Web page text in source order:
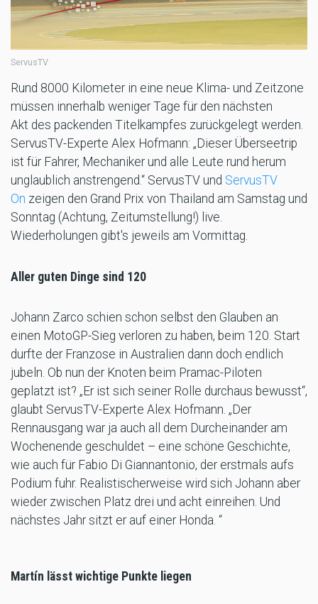
ServusTV
Rund 8000 Kilometer in eine neue Klima- und Zeitzone
müssen innerhalb weniger Tage für den nächsten
Akt des packenden Titelkampfes zurückgelegt werden.
ServusTV-Experte Alex Hofmann: „Dieser Überseetrip
ist für Fahrer, Mechaniker und alle Leute rund herum
unglaublich anstrengend.“ ServusTV und ServusTV
On zeigen den Grand Prix von Thailand am Samstag und
Sonntag (Achtung, Zeitumstellung!) live.
Wiederholungen gibt's jeweils am Vormittag.
Aller guten Dinge sind 120
Johann Zarco schien schon selbst den Glauben an
einen MotoGP-Sieg verloren zu haben, beim 120. Start
durfte der Franzose in Australien dann doch endlich
jubeln. Ob nun der Knoten beim Pramac-Piloten
geplatzt ist? „Er ist sich seiner Rolle durchaus bewusst“,
glaubt ServusTV-Experte Alex Hofmann. „Der
Rennausgang war ja auch all dem Durcheinander am
Wochenende geschuldet – eine schöne Geschichte,
wie auch für Fabio Di Giannantonio, der erstmals aufs
Podium fuhr. Realistischerweise wird sich Johann aber
wieder zwischen Platz drei und acht einreihen. Und
nächstes Jahr sitzt er auf einer Honda. “
Martín lässt wichtige Punkte liegen